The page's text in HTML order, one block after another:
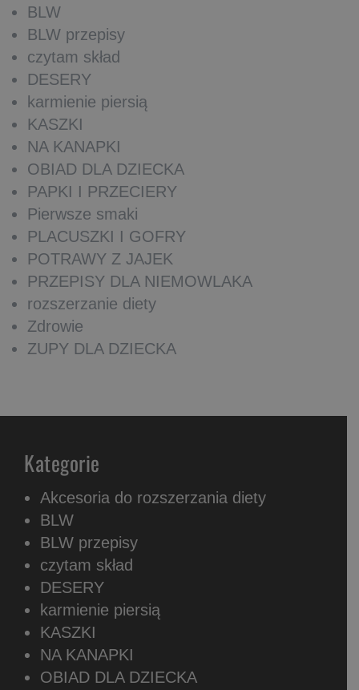
BLW
BLW przepisy
czytam skład
DESERY
karmienie piersią
KASZKI
NA KANAPKI
OBIAD DLA DZIECKA
PAPKI I PRZECIERY
Pierwsze smaki
PLACUSZKI I GOFRY
POTRAWY Z JAJEK
PRZEPISY DLA NIEMOWLAKA
rozszerzanie diety
Zdrowie
ZUPY DLA DZIECKA
Kategorie
Akcesoria do rozszerzania diety
BLW
BLW przepisy
czytam skład
DESERY
karmienie piersią
KASZKI
NA KANAPKI
OBIAD DLA DZIECKA